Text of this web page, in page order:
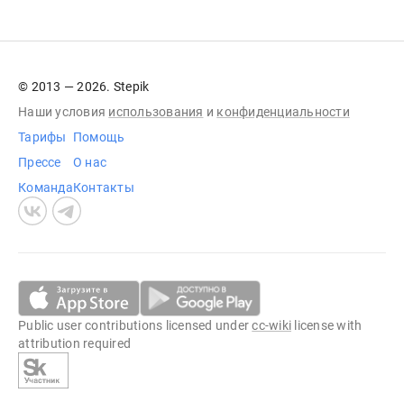
© 2013 — 2026. Stepik
Наши условия использования и конфиденциальности
Тарифы
Прессе
Команда
Помощь
О нас
Контакты
Public user contributions licensed undercc-wiki license with
attribution required